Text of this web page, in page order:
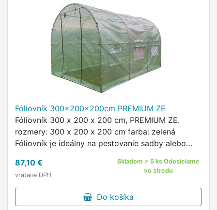
Fóliovník 300x200x200cm PREMIUM ZE
Fóliovník 300 x 200 x 200 cm, PREMIUM ZE.
rozmery: 300 x 200 x 200 cm farba: zelená
Fóliovník je ideálny na pestovanie sadby alebo
87,10 €
vrátane DPH
Skladom > 5 ks Odosielame
vo stredu
Do košíka